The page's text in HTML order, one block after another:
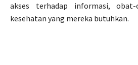
akses terhadap informasi,
kesehatan yang mereka butuhkan.